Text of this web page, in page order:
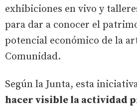
exhibiciones en vivo y
para dar a conocer el
potencial económico de la
Comunidad.
Según la Junta, esta
hacer visible la actividad